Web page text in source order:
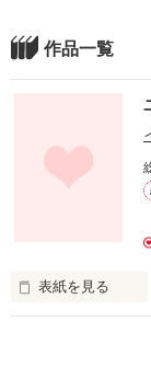
作品一覧
表紙を見る